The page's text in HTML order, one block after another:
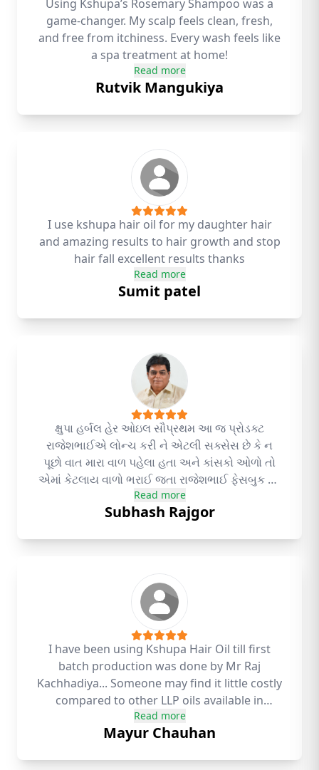
Using Kshupa’s Rosemary Shampoo was a
game-changer. My scalp feels clean, fresh,
and free from itchiness. Every wash feels like
a spa treatment at home!
Read more
Rutvik Mangukiya
I use kshupa hair oil for my daughter hair
and amazing results to hair growth and stop
hair fall excellent results thanks
Read more
Sumit patel
ક્ષુપા હર્બલ હેર ઓઇલ સૌપ્રથમ આ જ પ્રોડક્ટ
રાજેશભાઈએ લોન્ચ કરી ને એટલી સક્સેસ છે કે ન
પૂછો વાત મારા વાળ પહેલા હતા અને કાંસકો ઓળો તો
એમાં કેટલાય વાળો ભરાઈ જતા રાજેશભાઈ ફેસબુક પર
મારો ફ્રેન્ડ છે એમણે એ પ્રોડક્ટ લોન્ચ કરી અને મેં
તરત જ મંગાવી લીધી અને લગભગ એક મહિનાના
નવી નવી લોન્ચ કરી છે અને બધી પ્રોડક્ટ સક્સેસ છે
અને ભરોસેમંદ છે તમે પણ યુઝ કરો
Read more
Subhash Rajgor
I have been using Kshupa Hair Oil till first
batch production was done by Mr Raj
Kachhadiya... Someone may find it little costly
compared to other LLP oils available in
market , but believe me it will be very
harmful for your hair. So I strongly
Read more
Mayur Chauhan